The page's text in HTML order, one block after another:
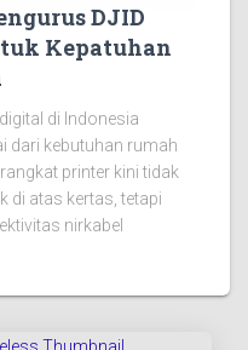
DJID
Kepatuhan
di Indonesia
dari kebutuhan rumah
printer kini tidak
di atas kertas, tetapi
nirkabel